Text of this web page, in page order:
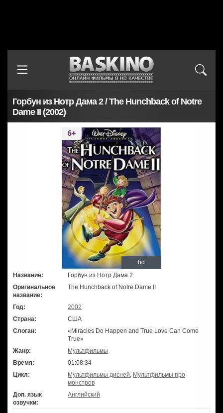
Горбун из Нотр Дама 2 / The Hunchback of Notre
Dame II (2002)
hd
Название:
Горбун из Нотр Дама 2
Оригинальное
название:
The Hunchback of Notre Dame II
Год:
2002
Страна:
США
Слоган:
«Miracles Do Happen and True Love Can Come
True»
Жанр:
Мультфильмы
Время:
01:08:34
Цикл:
Мультфильмы дисней, Мультфильмы про
монстров
Доп. язык
озвучки:
Английский